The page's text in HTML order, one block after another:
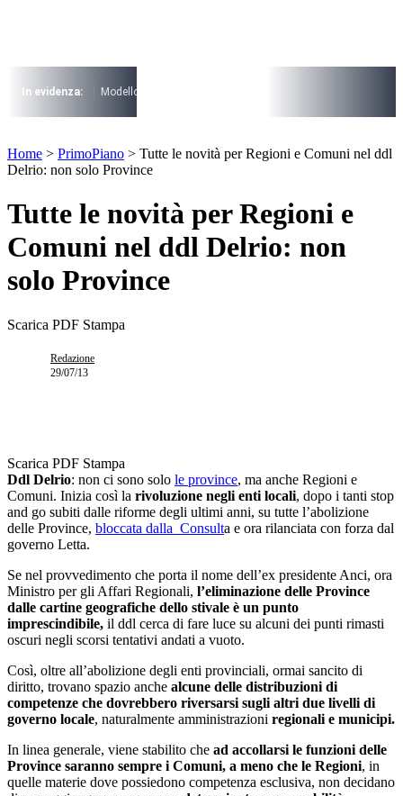
I più cercati
Lorem ipsum dolor sit amet consectetur
Lorem ipsum dolor sit amet consectetur
In evidenza: Modello 730
Lorem ipsum dolor sit amet consectetur
Home > PrimoPiano > Tutte le novità per Regioni e Comuni nel ddl
Delrio: non solo Province
Tutte le novità per Regioni e
Comuni nel ddl Delrio: non
solo Province
Scarica PDF Stampa
Redazione
29/07/13
Scarica PDF Stampa
Ddl Delrio: non ci sono solo le province, ma anche Regioni e
Comuni. Inizia così la rivoluzione negli enti locali, dopo i tanti stop
and go subiti dalle riforme degli ultimi anni, su tutte l’abolizione
delle Province, bloccata dalla Consulta e ora rilanciata con forza dal
governo Letta.
Se nel provvedimento che porta il nome dell’ex presidente Anci, ora
Ministro per gli Affari Regionali, l’eliminazione delle Province
dalle cartine geografiche dello stivale è un punto
imprescindibile, il ddl cerca di fare luce su alcuni dei punti rimasti
oscuri negli scorsi tentativi andati a vuoto.
Così, oltre all’abolizione degli enti provinciali, ormai sancito di
diritto, trovano spazio anche alcune delle distribuzioni di
competenze che dovrebbero riversarsi sugli altri due livelli di
governo locale, naturalmente amministrazioni regionali e municipi.
In linea generale, viene stabilito che ad accollarsi le funzioni delle
Province saranno sempre i Comuni, a meno che le Regioni, in
quelle materie dove possiedono competenza esclusiva, non decidano